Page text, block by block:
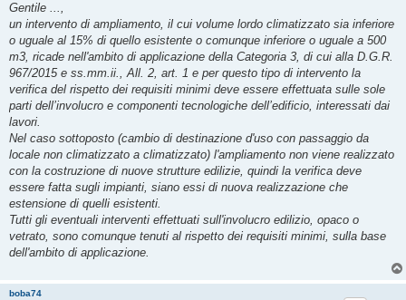
Gentile ...,
un intervento di ampliamento, il cui volume lordo climatizzato sia inferiore
o uguale al 15% di quello esistente o comunque inferiore o uguale a 500
m3, ricade nell'ambito di applicazione della Categoria 3, di cui alla D.G.R.
967/2015 e ss.mm.ii., All. 2, art. 1 e per questo tipo di intervento la
verifica del rispetto dei requisiti minimi deve essere effettuata sulle sole
parti dell’involucro e componenti tecnologiche dell’edificio, interessati dai
lavori.
Nel caso sottoposto (cambio di destinazione d'uso con passaggio da
locale non climatizzato a climatizzato) l'ampliamento non viene realizzato
con la costruzione di nuove strutture edilizie, quindi la verifica deve
essere fatta sugli impianti, siano essi di nuova realizzazione che
estensione di quelli esistenti.
Tutti gli eventuali interventi effettuati sull'involucro edilizio, opaco o
vetrato, sono comunque tenuti al rispetto dei requisiti minimi, sulla base
dell'ambito di applicazione.
boba74